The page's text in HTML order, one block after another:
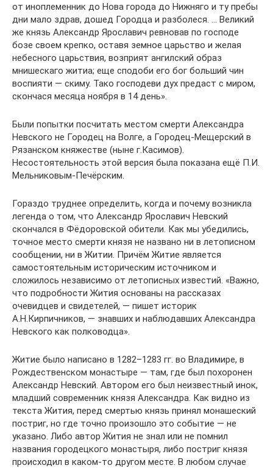
от иноплеменник до Нова города до Нижняго и ту пребы
дни мало здрав, дошед Городца и разболеся. … Великий
же князь Александр Ярославич ревновав по господе
бозе своем крепко, оставя земное царьство и желая
небесного царьствия, возприят ангилский образ
мнишескаго житиа; еще сподоби его бог больший чин
воспияти — скиму. Тако господеви дух предаст с миром,
скончася месяца ноября в 14 день».
Были попытки посчитать местом смерти Александра
Невского не Городец на Волге, а Городец-Мещерский в
Рязанском княжестве (ныне г.Касимов).
Несостоятельность этой версия была показана ещё П.И.
Мельниковым-Печёрским.
Гораздо труднее определить, когда и почему возникла
легенда о том, что Александр Ярославич Невский
скончался в Фёдоровской обители. Как мы убедились,
точное место смерти князя не названо ни в летописном
сообщении, ни в Житии. Причём Житие является
самостоятельным историческим источником и
сложилось независимо от летописных известий. «Важно,
что подробности Жития основаны на рассказах
очевидцев и свидетелей, — пишет историк
А.Н.Кирпичников, — знавших и наблюдавших Александра
Невского как полководца».
Житие было написано в 1282–1283 гг. во Владимире, в
Рождественском монастыре — там, где был похоронен
Александр Невский. Автором его был неизвестный инок,
младший современник князя Александра. Как видно из
текста Жития, перед смертью князь принял монашеский
постриг, но где точно произошло это событие — не
указано. Либо автор Жития не знал или не помнил
названия городецкого монастыря, либо постриг князя
происходил в каком-то другом месте. В любом случае